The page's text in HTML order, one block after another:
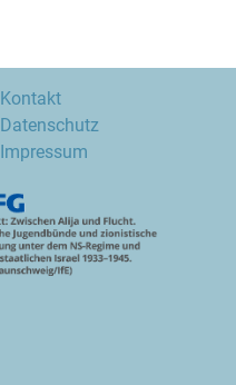
Kontakt
Datenschutz
Impressum